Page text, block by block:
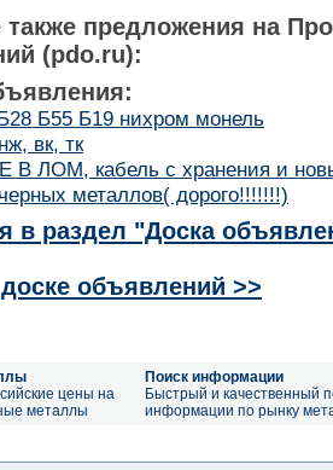
также предложения на
(pdo.ru):
Б55 Б19 нихром монель
вк, тк
В ЛОМ, кабель с хранения и
металлов( дорого!!!!!!!)
в раздел "Доска
объявлений >>
цены на
металлы
Поиск информации
Быстрый и качественный
информации по рынку